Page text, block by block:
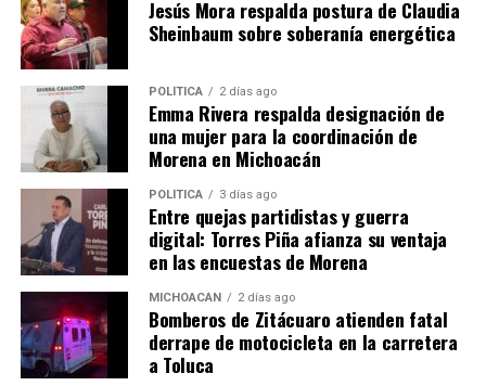
Me gusta esto:
Relacionado
Cecytem Uruapan se
Jesús Mora respalda postura de Claudia
Sheinbaum sobre soberanía energética
POLÍTICA 2 días ago
Emma Rivera respalda designación de
una mujer para la coordinación de
Morena en Michoacán
POLÍTICA 3 días ago
Entre quejas partidistas y guerra
digital: Torres Piña afianza su ventaja
en las encuestas de Morena
MICHOACÁN 2 días ago
Bomberos de Zitácuaro atienden fatal
derrape de motocicleta en la carretera
a Toluca